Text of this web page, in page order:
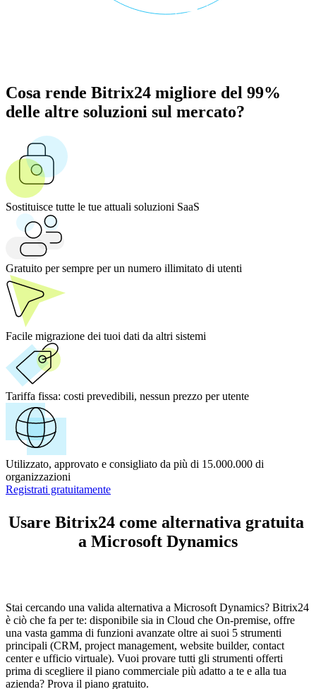
Cosa rende Bitrix24 migliore del 99%
delle altre soluzioni sul mercato?
Sostituisce tutte le tue attuali soluzioni SaaS
Gratuito per sempre per un numero illimitato di utenti
Facile migrazione dei tuoi dati da altri sistemi
Tariffa fissa: costi prevedibili, nessun prezzo per utente
Utilizzato, approvato e consigliato da più di 15.000.000 di
organizzazioni
Registrati gratuitamente
Usare Bitrix24 come alternativa gratuita
a Microsoft Dynamics
Stai cercando una valida alternativa a Microsoft Dynamics? Bitrix24
è ciò che fa per te: disponibile sia in Cloud che On-premise, offre
una vasta gamma di funzioni avanzate oltre ai suoi 5 strumenti
principali (CRM, project management, website builder, contact
center e ufficio virtuale). Vuoi provare tutti gli strumenti offerti
prima di scegliere il piano commerciale più adatto a te e alla tua
azienda? Prova il piano gratuito.